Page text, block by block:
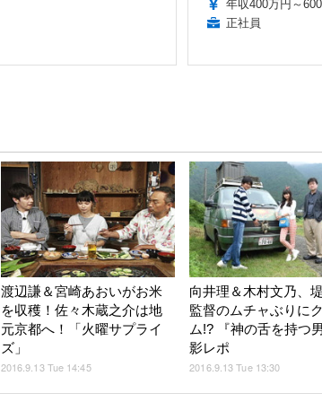
年収400万円～
正社員
渡辺謙＆宮崎あおいがお米
を収穫！佐々木蔵之介は地
元京都へ！「火曜サプライ
ズ」
2016.9.13 Tue 14:45
向井理＆木村文乃、
監督のムチャぶりに
ム!? 『神の舌を持つ
影レポ
2016.9.13 Tue 13:30